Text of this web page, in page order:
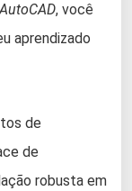
AutoCAD, você
aprendizado
de
de
robusta em